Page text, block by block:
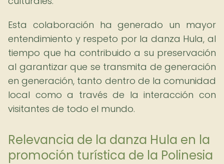
Esta colaboración ha generado un mayor
entendimiento y respeto por la danza Hula, al
tiempo que ha contribuido a su preservación
al garantizar que se transmita de generación
en generación, tanto dentro de la comunidad
local como a través de la interacción con
visitantes de todo el mundo.
Relevancia de la danza Hula en la
promoción turística de la Polinesia